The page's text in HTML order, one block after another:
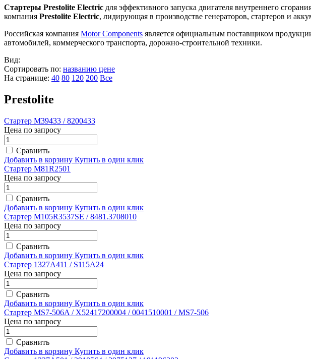
Стартеры Prestolite Electric для эффективного запуска двигателя внутреннего
компания Prestolite Electric, лидирующая в производстве генераторов, стартеров и
Российская компания Motor Components является официальным поставщиком
автомобилей, коммерческого транспорта, дорожно-строительной техники.
Вид:
Сортировать по: названию цене
На странице: 40 80 120 200 Все
Prestolite
Стартер M39433 / 8200433
Цена по запросу
Сравнить
Добавить в корзину Купить в один клик
Стартер M81R2501
Цена по запросу
Сравнить
Добавить в корзину Купить в один клик
Стартер M105R3537SE / 8481.3708010
Цена по запросу
Сравнить
Добавить в корзину Купить в один клик
Стартер 1327A411 / S115A24
Цена по запросу
Сравнить
Добавить в корзину Купить в один клик
Стартер MS7-506A / X52417200004 / 0041510001 / MS7-506
Цена по запросу
Сравнить
Добавить в корзину Купить в один клик